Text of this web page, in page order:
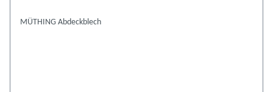
MÜTHING Abdeckblech